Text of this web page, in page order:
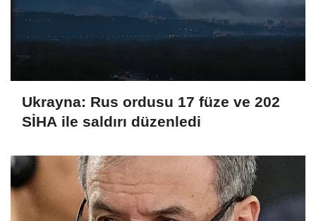
Ukrayna: Rus ordusu 17 füze ve 202
SİHA ile saldırı düzenledi